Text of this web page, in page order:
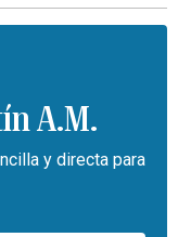
A.M.
y directa para